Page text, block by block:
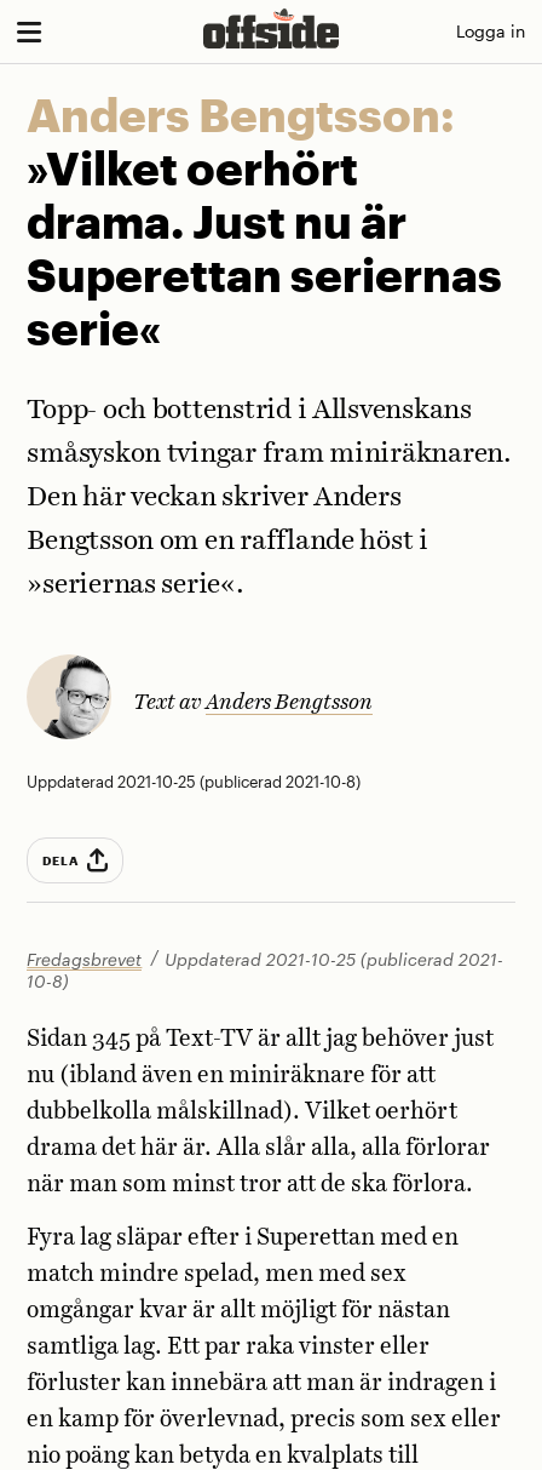
Skip
Logga in
Anders Bengtsson:
»Vilket oerhört
drama. Just nu är
Superettan seriernas
serie«
Fredagsbrevet
Uppdaterad 2021-10-25 (publicerad 2021-
10-8)
Topp- och bottenstrid i Allsvenskans
småsyskon tvingar fram miniräknaren.
Den här veckan skriver Anders
Bengtsson om en rafflande höst i
»seriernas serie«.
Text avAnders Bengtsson
Uppdaterad 2021-10-25 (publicerad 2021-10-8)
DELA
Sidan 345 på Text-TV är allt jag behöver just
nu (ibland även en miniräknare för att
dubbelkolla målskillnad). Vilket oerhört
drama det här är. Alla slår alla, alla förlorar
när man som minst tror att de ska förlora.
Fyra lag släpar efter i Superettan med en
match mindre spelad, men med sex
omgångar kvar är allt möjligt för nästan
samtliga lag. Ett par raka vinster eller
förluster kan innebära att man är indragen i
en kamp för överlevnad, precis som sex eller
nio poäng kan betyda en kvalplats till